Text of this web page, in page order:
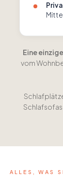
Eine
vom
Schlafsofas
ALLES, WAS